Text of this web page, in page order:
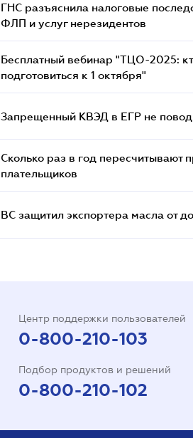
ГНС разъяснила налоговые
ФЛП и услуг нерезидентов
Бесплатный вебинар "ТЦО-2025:
подготовиться к 1 октября"
Запрещенный КВЭД в ЕГР не повод
Сколько раз в год пересчитывают
плательщиков
ВС защитил экспортера масла от
Центр поддержки пользователей
0-800-210-103
Подбор продуктов и решений
0-800-210-102